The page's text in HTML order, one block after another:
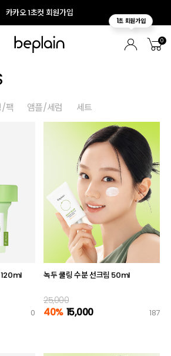
카카오 1초컷 회원가입
0
/팩 앰플/세럼 세트
120ml
0
녹두 쿨링 수분 선크림 50ml
25,000
40% 15,000 187